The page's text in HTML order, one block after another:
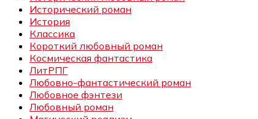
Исторический роман
История
Классика
Короткий любовный роман
Космическая фантастика
ЛитРПГ
Любовно-фантастический роман
Любовное фэнтези
Любовный роман